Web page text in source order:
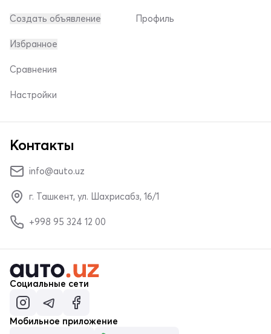
Создать объявление Профиль
Избранное
Сравнения
Настройки
Контакты
info@auto.uz
г. Ташкент, ул. Шахрисабз, 16/1
+998 95 324 12 00
Социальные сети
Мобильное приложение